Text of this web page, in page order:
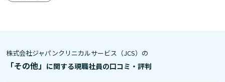
株式会社ジャパンクリニカルサービス（JCS）の
「その他」 に関する現職社員の口コミ・評判